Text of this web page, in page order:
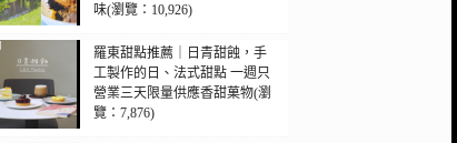
味(瀏覽：10,926)
羅東甜點推薦｜日青甜蝕，手
工製作的日、法式甜點 一週只
營業三天限量供應香甜菓物(瀏
覽：7,876)